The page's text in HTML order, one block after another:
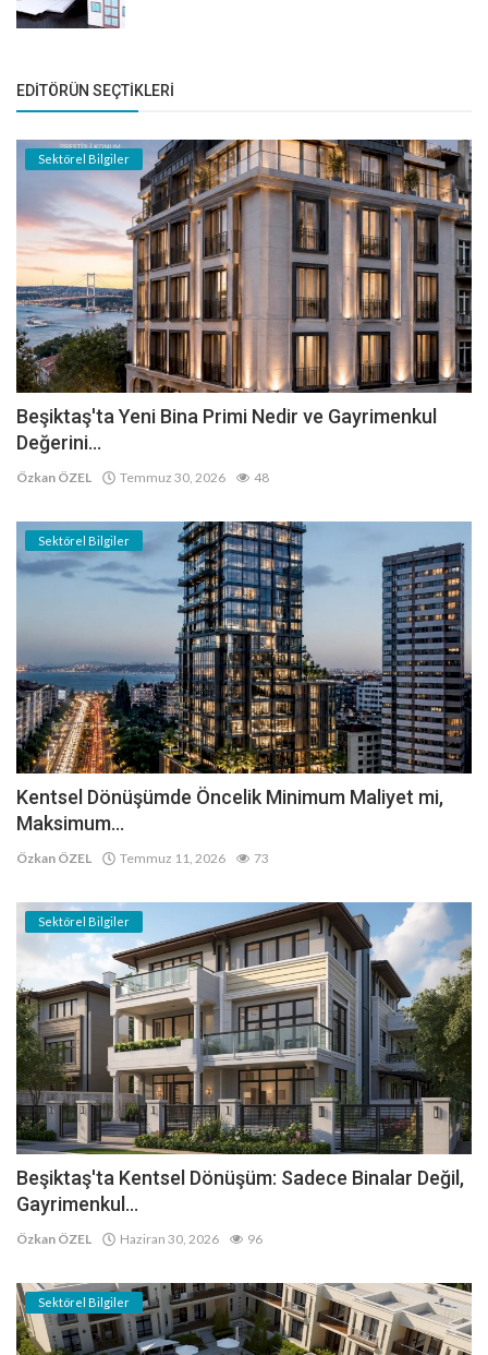
EDITÖRÜN SEÇTIKLERI
Sektörel Bilgiler
Beşiktaş'ta Yeni Bina Primi Nedir ve Gayrimenkul
Değerini...
Özkan ÖZEL Temmuz 30, 2026 48
Sektörel Bilgiler
Kentsel Dönüşümde Öncelik Minimum Maliyet mi,
Maksimum...
Özkan ÖZEL Temmuz 11, 2026 73
Sektörel Bilgiler
Beşiktaş'ta Kentsel Dönüşüm: Sadece Binalar Değil,
Gayrimenkul...
Özkan ÖZEL Haziran 30, 2026 96
Sektörel Bilgiler